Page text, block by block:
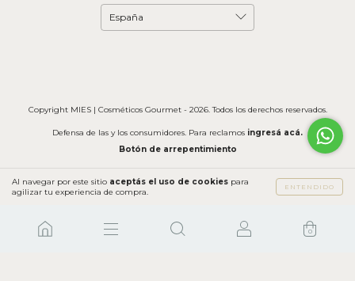
Al navegar por este sitio aceptás el uso de cookies para
agilizar tu experiencia de compra.
ENTENDIDO
0
Copyright MIES | Cosméticos Gourmet - 2026. Todos los derechos reservados.
Defensa de las y los consumidores. Para reclamos ingresá acá.
Botón de arrepentimiento